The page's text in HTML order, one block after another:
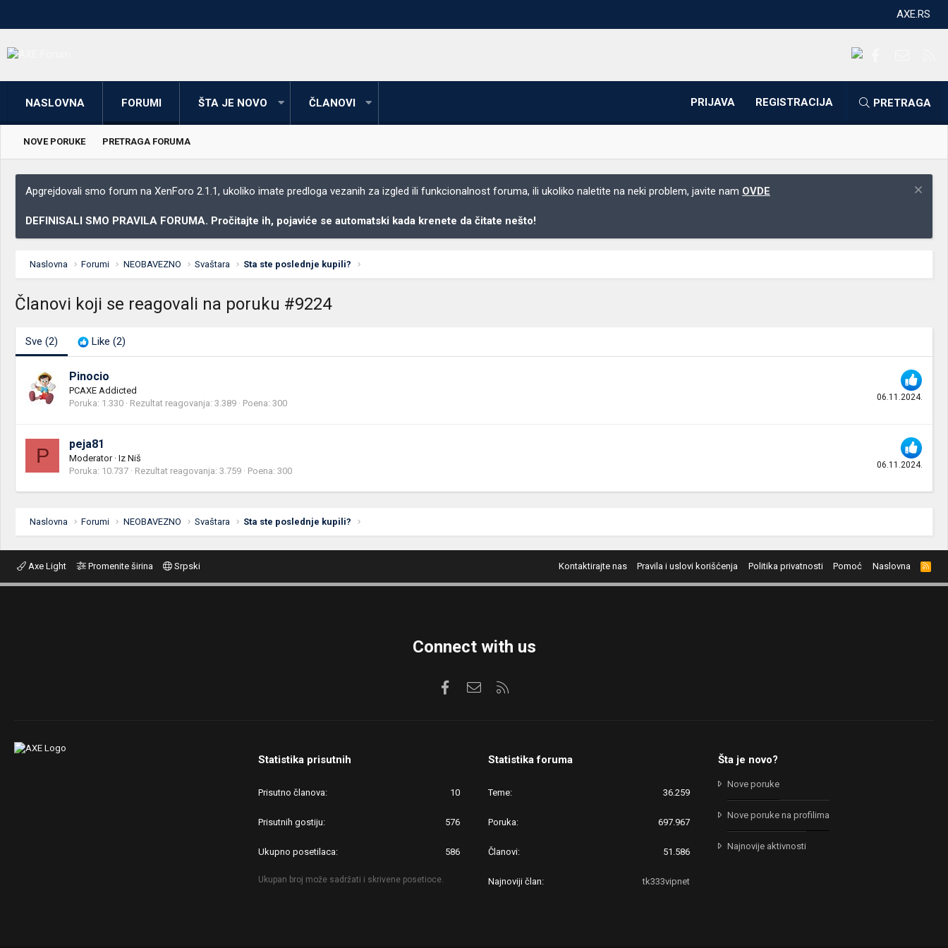
AXE.RS
NASLOVNA FORUMI ŠTA JE NOVO ČLANOVI PRIJAVA REGISTRACIJA PRETRAGA
NOVE PORUKE PRETRAGA FORUMA
Apgrejdovali smo forum na XenForo 2.1.1, ukoliko imate predloga vezanih za izgled ili funkcionalnost foruma, ili ukoliko naletite na neki problem, javite nam OVDE
DEFINISALI SMO PRAVILA FORUMA. Pročitajte ih, pojaviće se automatski kada krenete da čitate nešto!
Naslovna Forumi NEOBAVEZNO Svaštara Sta ste poslednje kupili?
Članovi koji se reagovali na poruku #9224
Sve (2) Like (2)
06.11.2024.
Pinocio
PCAXE Addicted
Poruka 1.330 Rezultat reagovanja 3.389 Poena 300
P 06.11.2024.
peja81
Moderator · Iz Niš
Poruka 10.737 Rezultat reagovanja 3.759 Poena 300
Naslovna Forumi NEOBAVEZNO Svaštara Sta ste poslednje kupili?
Axe Light Promenite širina Srpski Kontaktirajte nas Pravila i uslovi korišćenja Politika privatnosti Pomoć Naslovna
R
S
S
Connect with us
FacebookKontaktirajte nas
Statistika prisutnih
Prisutno članova 10
Prisutnih gostiju 576
Ukupno posetilaca 586
Ukupan broj može sadržati i skrivene posetioce.
Statistika foruma
Teme 36.259
Poruka 697.967
Članovi 51.586
Najnoviji član tk333vipnet
Šta je novo?
Nove poruke
Nove poruke na profilima
Najnovije aktivnosti